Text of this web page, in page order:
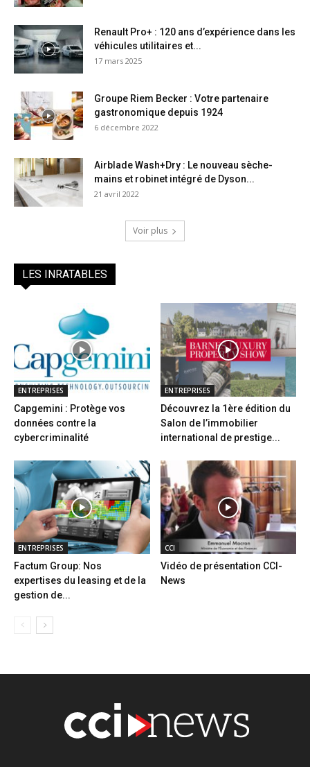
Renault Pro+ : 120 ans d’expérience dans les
véhicules utilitaires et...
17 mars 2025
Groupe Riem Becker : Votre partenaire
gastronomique depuis 1924
6 décembre 2022
Airblade Wash+Dry : Le nouveau sèche-
mains et robinet intégré de Dyson...
21 avril 2022
Voir plus
LES INRATABLES
ENTREPRISES
Capgemini : Protège vos
données contre la
cybercriminalité
ENTREPRISES
Découvrez la 1ère édition du
Salon de l’immobilier
international de prestige...
ENTREPRISES
Factum Group: Nos
expertises du leasing et de la
gestion de...
CCI
Vidéo de présentation CCI-
News